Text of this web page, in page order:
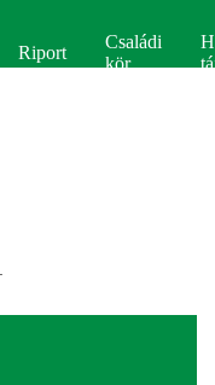
Riport
Családi
kör